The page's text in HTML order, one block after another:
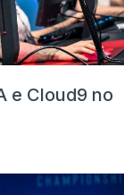
e Cloud9 no